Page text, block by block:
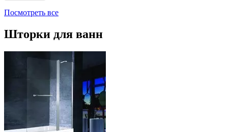
Посмотреть все
Шторки для ванн